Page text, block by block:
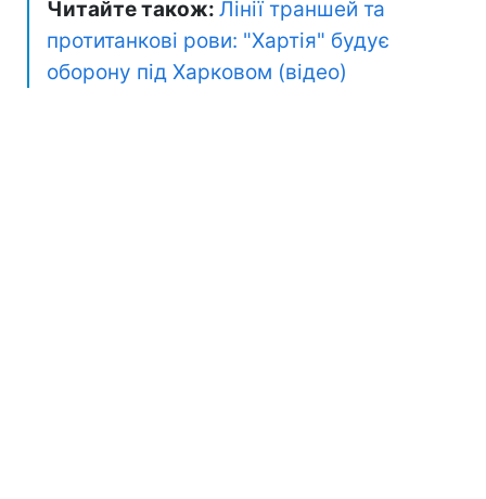
Читайте також: Лінії траншей та
протитанкові рови: "Хартія" будує
оборону під Харковом (відео)